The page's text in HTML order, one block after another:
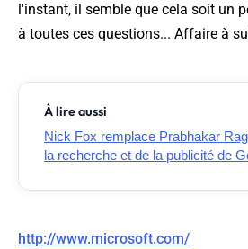
l'instant, il semble que cela soit un
à toutes ces questions... Affaire à
À lire aussi
Nick Fox remplace Prabhakar
la recherche et de la publicité de
http://www.microsoft.com/